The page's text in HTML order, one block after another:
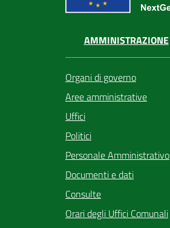
AMMINISTRAZIONE
Organi di governo
Aree amministrative
Uffici
Politici
Personale Amministrativo
Documenti e dati
Consulte
Orari degli Uffici Comunali